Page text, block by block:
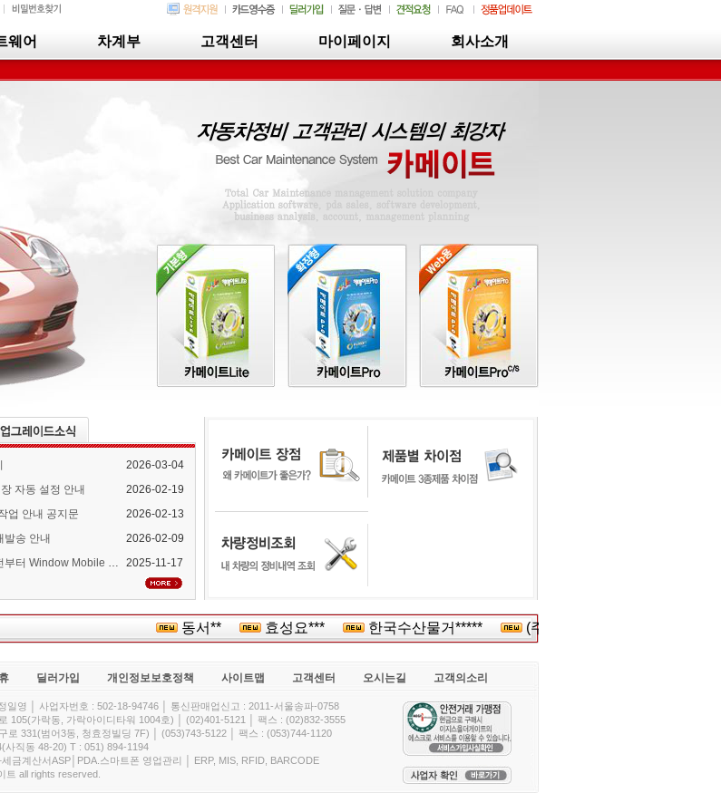
웨어 차계부 고객센터 마이페이지 회사소개
2026-03-04
자동 설정 안내
2026-02-19
업 안내 공지문
2026-02-13
발송 안내
2026-02-09
윈도우 11 25H 버전부터 Window Mobile Device Center 지원 중단 안내
2025-11-17
동서** 효성요*** 한국수산물거***** (주)한****
딜러가입 개인정보보호정책 사이트맵 고객센터 오시는길 고객의소리
일영 │ 사업자번호 : 502-18-94746 │ 통신판매업신고 : 2011-서울송파-0758
105(가락동, 가락아이디타워 1004호) │ (02)401-5121 │ 팩스 : (02)832-3555
로 331(범어3동, 청효정빌딩 7F) │ (053)743-5122 │ 팩스 : (053)744-1120
사직동 48-20) T : 051) 894-1194
금계산서ASP│PDA.스마트폰 영업관리 │ ERP, MIS, RFID, BARCODE
트 all rights reserved.